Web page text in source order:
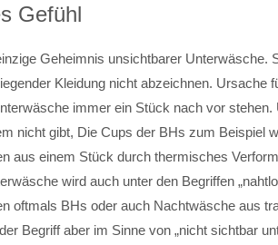
Gefühl
Geheimnis unsichtbarer Unterwäsche.
Kleidung nicht abzeichnen. Ursache
immer ein Stück nach vor
nicht gibt, Die Cups der BHs zum Beispiel
aus einem Stück durch thermisches
wird auch unter den Begriffen
oftmals BHs oder auch Nachtwäsche aus
Begriff aber im Sinne von „nicht sichtbar